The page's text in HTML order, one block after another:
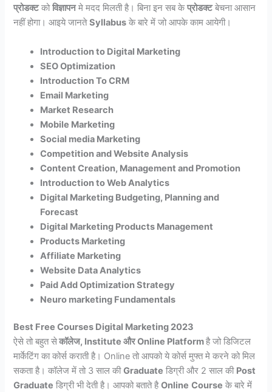
प्रोडक्टकोविज्ञापनमे मदद मिलती है। बिना इन सब केप्रोडक्टबेचना आसान
नहीं होगा। आइये जानतेSyllabus के बारे में जो आपके काम आयेगी।
Introduction to Digital Marketing
SEO Optimization
Introduction To CRM
Email Marketing
Market Research
Mobile Marketing
Social media Marketing
Competition and Website Analysis
Content Creation, Management and Promotion
Introduction to Web Analytics
Digital Marketing Budgeting, Planning and
Forecast
Digital Marketing Products Management
Products Marketing
Affiliate Marketing
Website Data Analytics
Paid Add Optimization Strategy
Neuro marketing Fundamentals
Best FreeCourses Digital Marketing 2023
ऐसे तो बहुत सेकॉलेज, Institute और Online Platformहै जो डिजिटल
मार्केटिंग का कोर्स कराती है। Online तो आपको ये कोर्स मुफ्त मे करने को मिल
सकता है। कॉलेज में तो 3 साल कीGraduate डिग्री और 2 साल की Post
Graduate डिग्री भी देती है। आपको बताते हैOnline Course के बारे में